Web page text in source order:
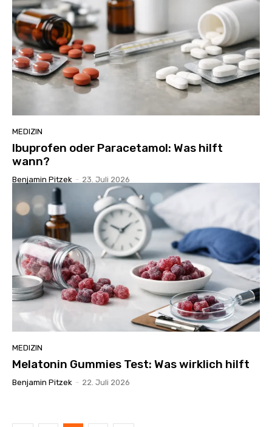
MEDIZIN
Ibuprofen oder Paracetamol: Was hilft
wann?
Benjamin Pitzek - 23. Juli 2026
MEDIZIN
Melatonin Gummies Test: Was wirklich hilft
Benjamin Pitzek - 22. Juli 2026